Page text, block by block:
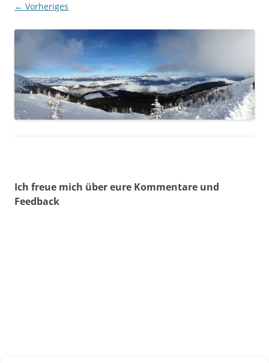
← Vorheriges
Ich freue mich über eure Kommentare und
Feedback